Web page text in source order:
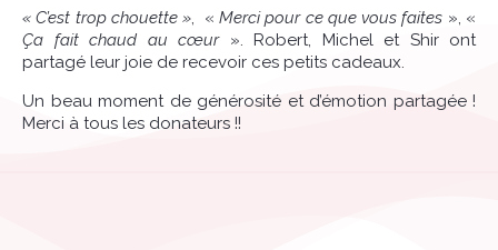
« C’est trop chouette », «Merci pour ce que vous faites », «
Ça fait chaud au cœur ». Robert, Michel et Shir ont
partagé leur joie de recevoir ces petits cadeaux.
Un beau moment de générosité et d’émotion partagée !
Merci à tous les donateurs !!